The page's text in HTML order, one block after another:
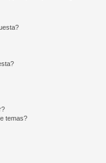
temas?